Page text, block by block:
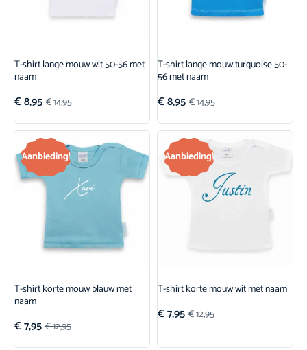
T-shirt lange mouw wit 50-56 met
naam
€14,95
€8,95
T-shirt lange mouw turquoise 50-
56 met naam
€14,95
€8,95
Aanbieding!
T-shirt korte mouw blauw met
naam
€12,95
€7,95
Aanbieding!
T-shirt korte mouw wit met naam
€12,95
€7,95